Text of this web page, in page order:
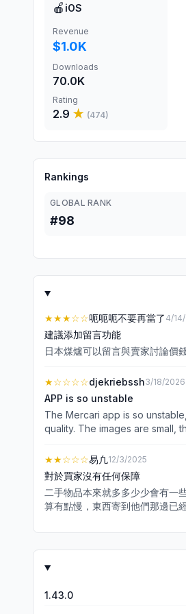
🍎 iOS
Revenue
$1.0K
Downloads
70.0K
Rating
2.9 ★ (474)
Rankings
GLOBAL RANK
#98
★★★☆☆呃呃呃不要再當了 4/
建議添加留言功能
日本煤爐可以留言與賣家討論
★☆☆☆☆djekriebssh3/18/2026
APP is so unstable
The Mercari app is so
quality. The images are small,
★★☆☆☆易凢12/3/2025
對於買家沒有任何保障
二手物品本來就多多少少會有一
算有點慢，東西寄到他們那邊已
1.43.0